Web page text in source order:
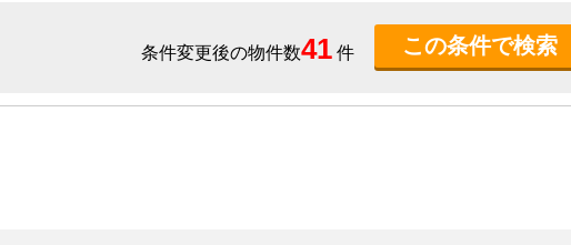
条件変更後の物件数41 件